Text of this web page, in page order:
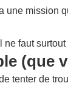
faut
(que
tenter de